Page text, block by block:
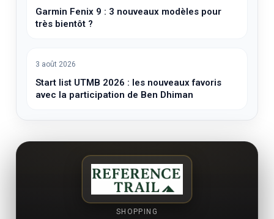
Garmin Fenix 9 : 3 nouveaux modèles pour
très bientôt ?
3 août 2026
Start list UTMB 2026 : les nouveaux favoris
avec la participation de Ben Dhiman
SHOPPING